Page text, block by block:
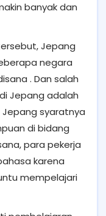
banyak dan
Jepang
negara
. Dan salah
Jepang adalah
Jepang syaratnya
di bidang
para pekerja
karena
mempelajari